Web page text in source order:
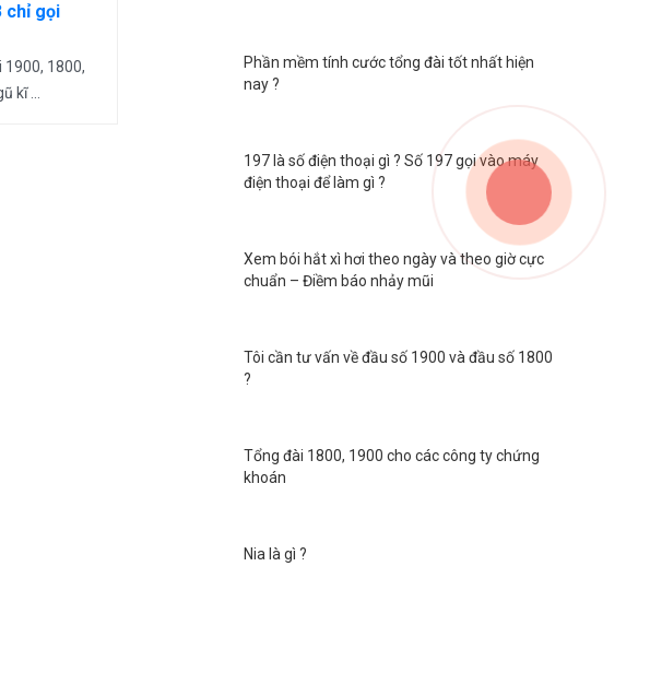
chỉ gọi
1800,
kĩ ...
Phần mềm tính cước tổng đài tốt nhất hiện
nay ?
197 là số điện thoại gì ? Số 197 gọi vào máy
điện thoại để làm gì ?
Xem bói hắt xì hơi theo ngày và theo giờ cực
chuẩn – Điềm báo nhảy mũi
Tôi cần tư vấn về đầu số 1900 và đầu số 1800
?
Tổng đài 1800, 1900 cho các công ty chứng
khoán
Nia là gì ?